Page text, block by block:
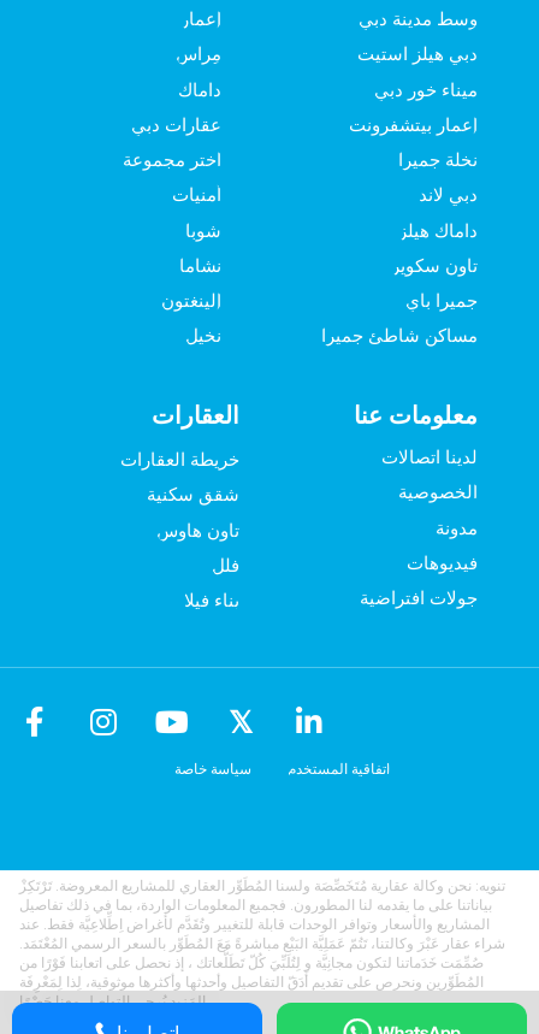
إعمار
مِراس
داماك
عقارات دبي
اختر مجموعة
أمنيات
شوبا
نشاما
إلينغتون
نخيل
وسط مدينة دبي
دبي هيلز استيت
ميناء خور دبي
إعمار بيتشفرونت
نخلة جميرا
دبي لاند
داماك هيلز
تاون سكوير
جميرا باي
مساكن شاطئ جميرا
العقارات
خريطة العقارات
شقق سكنية
تاون هاوس
فلل
بناء فيلا
معلومات عنا
لدينا اتصالات
الخصوصية
مدونة
فيديوهات
جولات افتراضية
سياسة خاصة اتفاقية المستخدم
تنويه: نحن وكالة عقارية مُتَخَصِّصَة ولسنا المُطَوِّر العقاري للمشاريع المعروضة. تَرْتَكِزْ
بياناتنا على ما يقدمه لنا المطورون. فجميع المعلومات الواردة، بما في ذلك تفاصيل
المشاريع والأسعار وتوافر الوحدات قابلة للتغيير وتُقَدَّم لأغراض اِطِّلاعِيَّة فقط. عند
شراء عقار عَبْرَ وكالتنا، تَتُمّ عَمَلِيَّة البَيْع مباشرةً مَعَ المُطَوِّر بالسعر الرسمي المُعْتَمَد.
صُمِّمَت خَدَماتنا لتكون مجانِيَّة و لِتُلَبِّيَ كُلّ تَطَلُّعاتك ، إذ نحصل على اتعابنا فَوْرًا من
المُطَوِّرين ونحرص على تقديم أَدَقّ التفاصيل وأحدثها وأكثرها موثوقية، لِذا لِمَعْرِفَة
المَزيد يُرجى التواصل معنا حَصْرًا.